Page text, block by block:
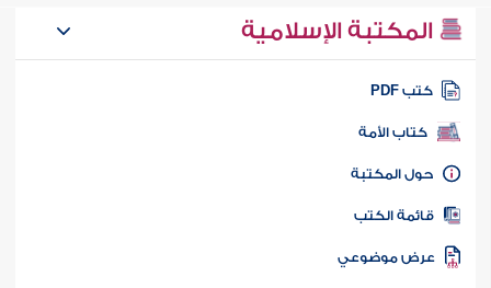
المكتبة الإسلامية
كتب PDF
كتاب الأمة
المكتبة
الكتب